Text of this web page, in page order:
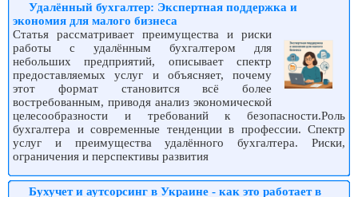
Удалённый бухгалтер: Экспертная поддержка и
экономия для малого бизнеса
Статья рассматривает преимущества и риски
работы с удалённым бухгалтером для
небольших предприятий, описывает спектр
предоставляемых услуг и объясняет, почему
этот формат становится всё более
востребованным, приводя анализ экономической
целесообразности и требований к безопасности.Роль
бухгалтера и современные тенденции в профессии. Спектр
услуг и преимущества удалённого бухгалтера. Риски,
ограничения и перспективы развития
Бухучет и аутсорсинг в Украине - как это работает в